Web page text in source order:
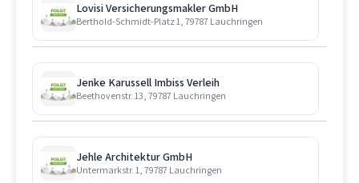
Lovisi Versicherungsmakler GmbH
Berthold-Schmidt-Platz 1, 79787 Lauchringen
Jenke Karussell Imbiss Verleih
Beethovenstr. 13, 79787 Lauchringen
Jehle Architektur GmbH
Untermarkstr. 1, 79787 Lauchringen